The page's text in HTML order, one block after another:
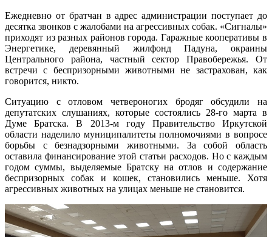
Ежедневно от братчан в адрес администрации поступает до
десятка звонков с жалобами на агрессивных собак. «Сигналы»
приходят из разных районов города. Гаражные кооперативы в
Энергетике, деревянный жилфонд Падуна, окраины
Центрального района, частный сектор Правобережья. От
встречи с беспризорными животными не застрахован, как
говорится, никто.
Ситуацию с отловом четвероногих бродяг обсудили на
депутатских слушаниях, которые состоялись 28-го марта в
Думе Братска. В 2013-м году Правительство Иркутской
области наделило муниципалитеты полномочиями в вопросе
борьбы с безнадзорными животными. За собой область
оставила финансирование этой статьи расходов. Но с каждым
годом суммы, выделяемые Братску на отлов и содержание
беспризорных собак и кошек, становились меньше. Хотя
агрессивных животных на улицах меньше не становится.